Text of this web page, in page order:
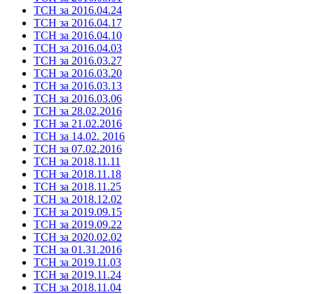
ТСН за 2016.04.24
ТСН за 2016.04.17
ТСН за 2016.04.10
ТСН за 2016.04.03
ТСН за 2016.03.27
ТСН за 2016.03.20
ТСН за 2016.03.13
ТСН за 2016.03.06
ТСН за 28.02.2016
ТСН за 21.02.2016
ТСН за 14.02. 2016
ТСН за 07.02.2016
ТСН за 2018.11.11
ТСН за 2018.11.18
ТСН за 2018.11.25
ТСН за 2018.12.02
ТСН за 2019.09.15
ТСН за 2019.09.22
ТСН за 2020.02.02
ТСН за 01.31.2016
ТСН за 2019.11.03
ТСН за 2019.11.24
ТСН за 2018.11.04